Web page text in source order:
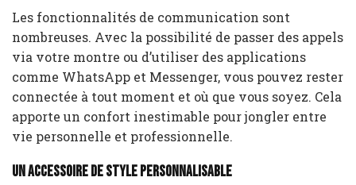
Les fonctionnalités de communication sont
nombreuses. Avec la possibilité de passer des appels
via votre montre ou d’utiliser des applications
comme WhatsApp et Messenger, vous pouvez rester
connectée à tout moment et où que vous soyez. Cela
apporte un confort inestimable pour jongler entre
vie personnelle et professionnelle.
Un accessoire de style personnalisable